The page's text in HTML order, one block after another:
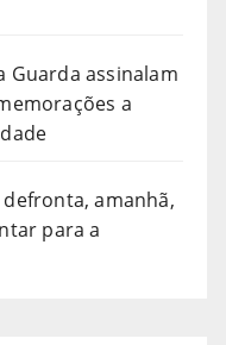
Guarda assinalam
a
defronta, amanhã,
para a